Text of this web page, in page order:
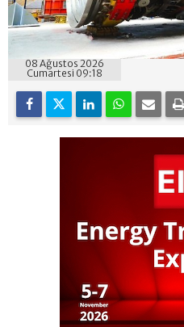
08 Ağustos 2026
Cumartesi 09:18